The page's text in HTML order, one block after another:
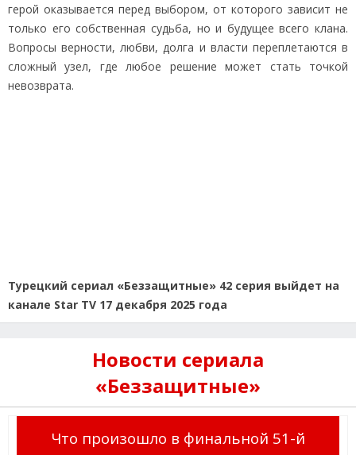
герой оказывается перед выбором, от которого зависит не
только его собственная судьба, но и будущее всего клана.
Вопросы верности, любви, долга и власти переплетаются в
сложный узел, где любое решение может стать точкой
невозврата.
Турецкий сериал «Беззащитные» 42 серия выйдет на
канале Star TV 17 декабря 2025 года
Новости сериала
«Беззащитные»
Что произошло в финальной 51-й